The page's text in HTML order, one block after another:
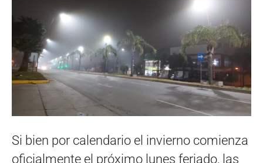
Si bien por calendario el invierno comienza
oficialmente el próximo lunes feriado, las